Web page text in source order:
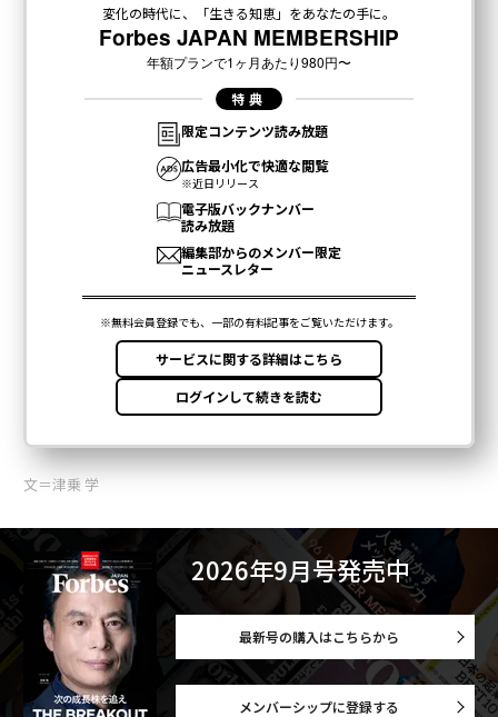
文＝津乗 学
2026年9月号発売中
最新号の購入はこちらから
メンバーシップに登録する